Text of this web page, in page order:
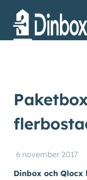
6 november 2017
Dinbox och Qlocx